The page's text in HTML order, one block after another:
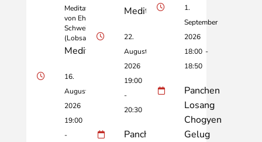
Meditation geleitet
von Ehrw. Dr. Birgit
Schweiberer
(Lobsang Drime)
Meditation
16.
August
2026
19:00
-
Meditation
22.
August
2026
19:00
-
20:30
Panchen
1.
September
2026
18:00 -
18:50
Panchen
Losang
Chogyen
Gelug